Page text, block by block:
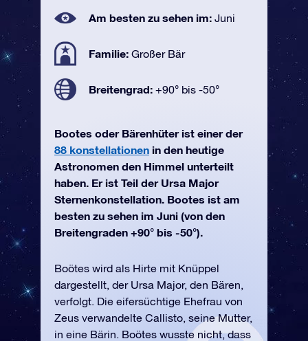
Am besten zu sehen im: Juni
Familie: Großer Bär
Breitengrad: +90° bis -50°
Bootes oder Bärenhüter ist einer der
88 konstellationen in den heutige
Astronomen den Himmel unterteilt
haben. Er ist Teil der Ursa Major
Sternenkonstellation. Bootes ist am
besten zu sehen im Juni (von den
Breitengraden +90° bis -50°).
Boötes wird als Hirte mit Knüppel
dargestellt, der Ursa Major, den Bären,
verfolgt. Die eifersüchtige Ehefrau von
Zeus verwandelte Callisto, seine Mutter,
in eine Bärin. Boötes wusste nicht, dass